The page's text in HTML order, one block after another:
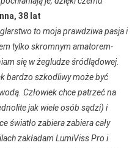
38 lat
to moja prawdziwa pasja i
tylko skromnym amatorem-
się w żegludze śródlądowej.
bardzo szkodliwy może być
Człowiek chce patrzeć na
jak wiele osób sądzi) i
światło zabiera zabiera cały
zakładam LumiViss Pro i